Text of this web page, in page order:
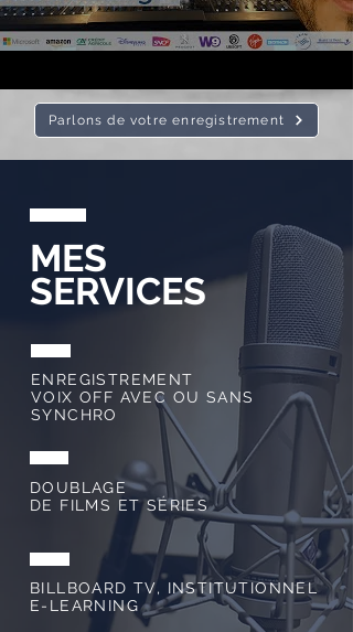
Parlons de votre enregistrement
MES
SERVICES
ENREGISTREMENT
VOIX OFF AVEC OU SANS
SYNCHRO
DOUBLAGE
DE FILMS ET SÉRIES
BILLBOARD TV, INSTITUTIONNEL
E-LEARNING